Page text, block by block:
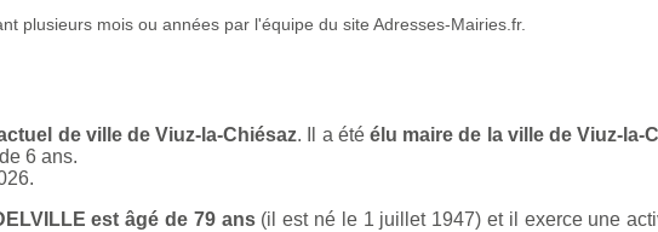
plusieurs mois ou années par l'équipe du site Adresses-Mairies.fr.
de ville de Viuz-la-Chiésaz. Il a étéélu maire de la ville de Viuz-
6 ans.
est âgé de 79 ans(il est né le 1 juillet 1947) et il exerce une